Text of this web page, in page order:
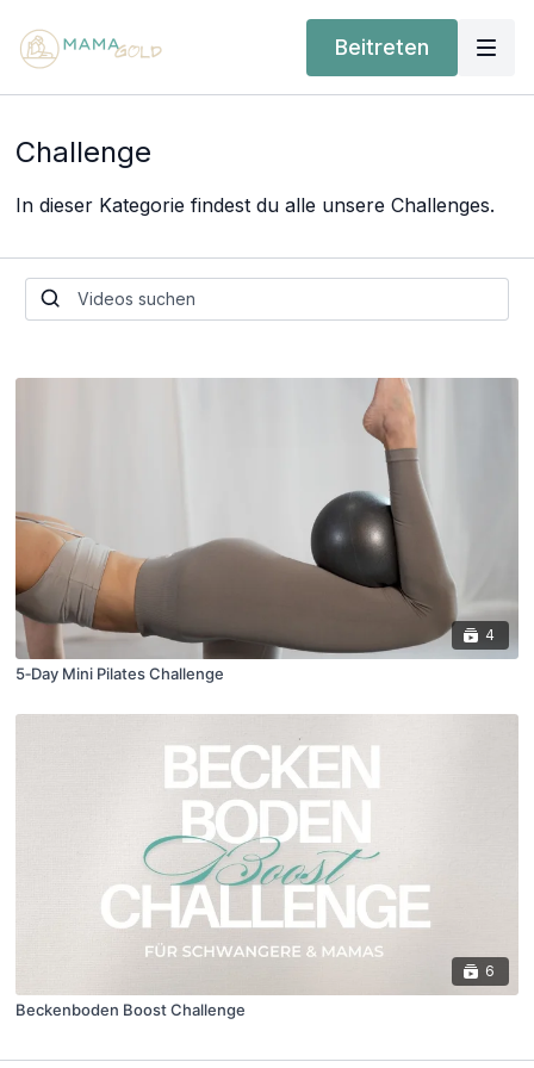
Beitreten
Challenge
In dieser Kategorie findest du alle unsere Challenges.
4
5‑Day Mini Pilates Challenge
6
Beckenboden Boost Challenge